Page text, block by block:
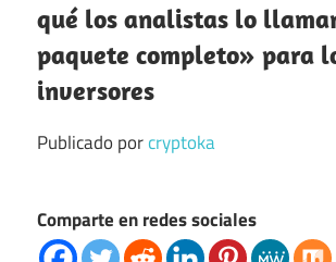
qué los analistas lo
paquete completo» para
inversores
Publicado porcryptoka
Comparte en redes sociales